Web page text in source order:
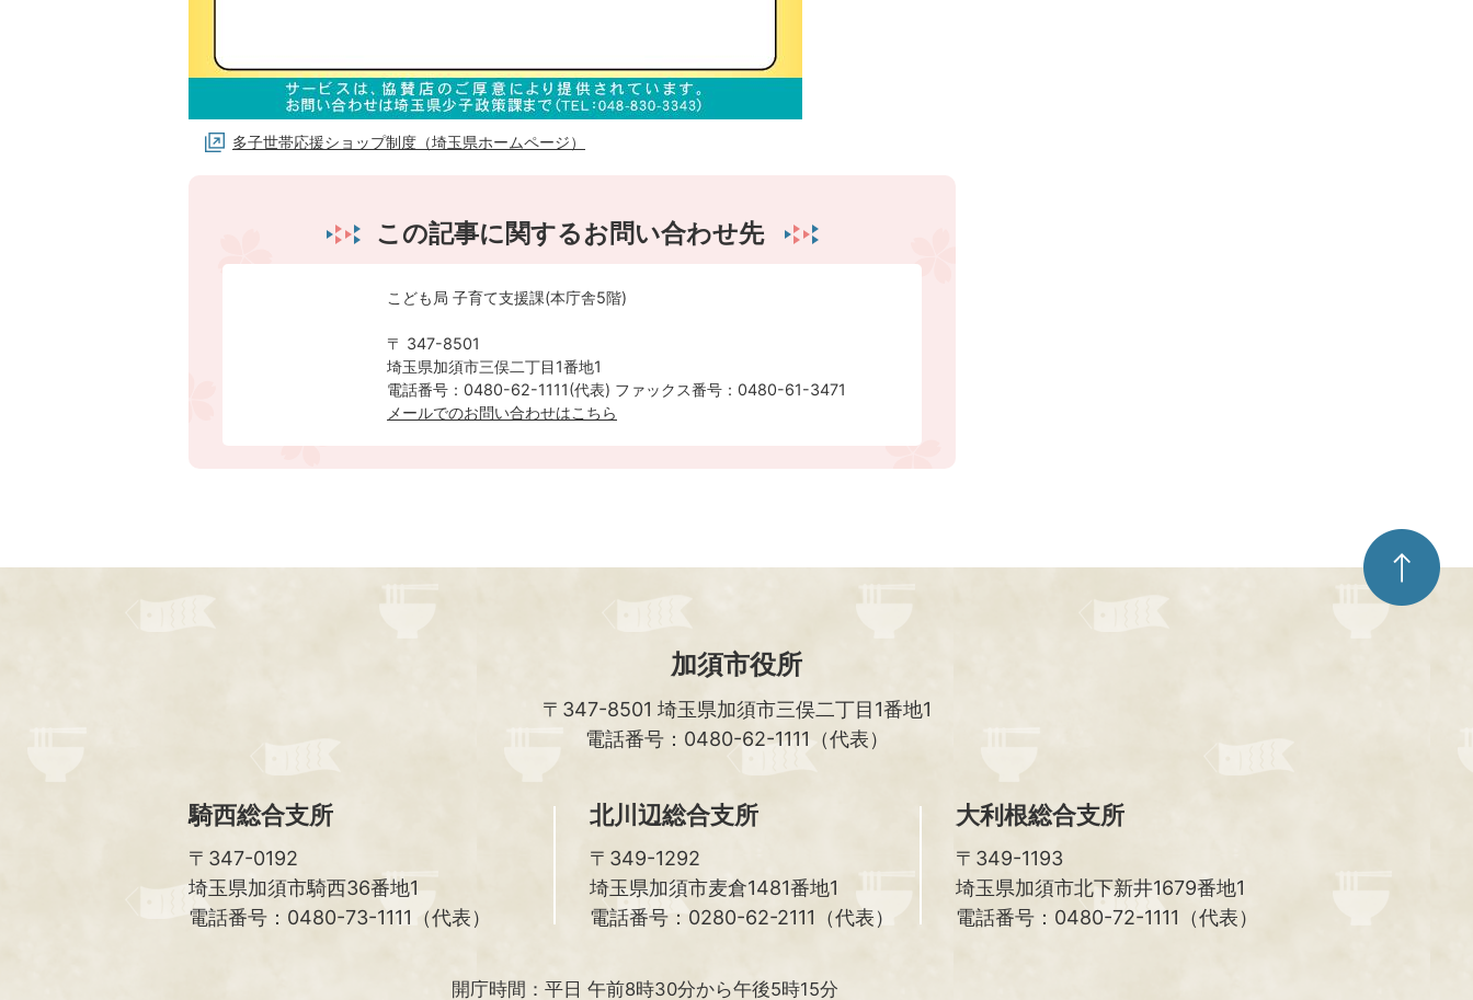
多子世帯応援ショップ制度（埼玉県ホームページ）
この記事に関するお問い合わせ先
こども局 子育て支援課(本庁舎5階)
〒 347-8501
埼玉県加須市三俣二丁目1番地1
電話番号：0480-62-1111(代表) ファックス番号：0480-61-3471
メールでのお問い合わせはこちら
ペ
ー
ジ
加須市役所
〒347-8501 埼玉県加須市三俣二丁目1番地1
電話番号：0480-62-1111（代表）
騎西総合支所
〒347-0192
埼玉県加須市騎西36番地1
電話番号：0480-73-1111（代表）
北川辺総合支所
〒349-1292
埼玉県加須市麦倉1481番地1
電話番号：0280-62-2111（代表）
大利根総合支所
〒349-1193
埼玉県加須市北下新井1679番地1
電話番号：0480-72-1111（代表）
開庁時間： 平日 午前8時30分から午後5時15分